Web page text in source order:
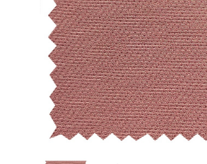
Subir su cv*